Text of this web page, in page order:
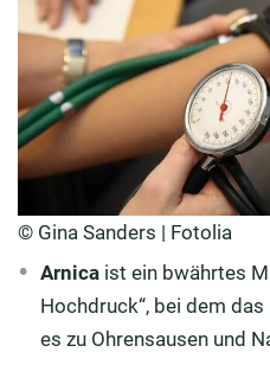
Arnica ist ein bwährtes
Hochdruck“, bei dem
es zu Ohrensausen und
© Gina Sanders | Fotolia